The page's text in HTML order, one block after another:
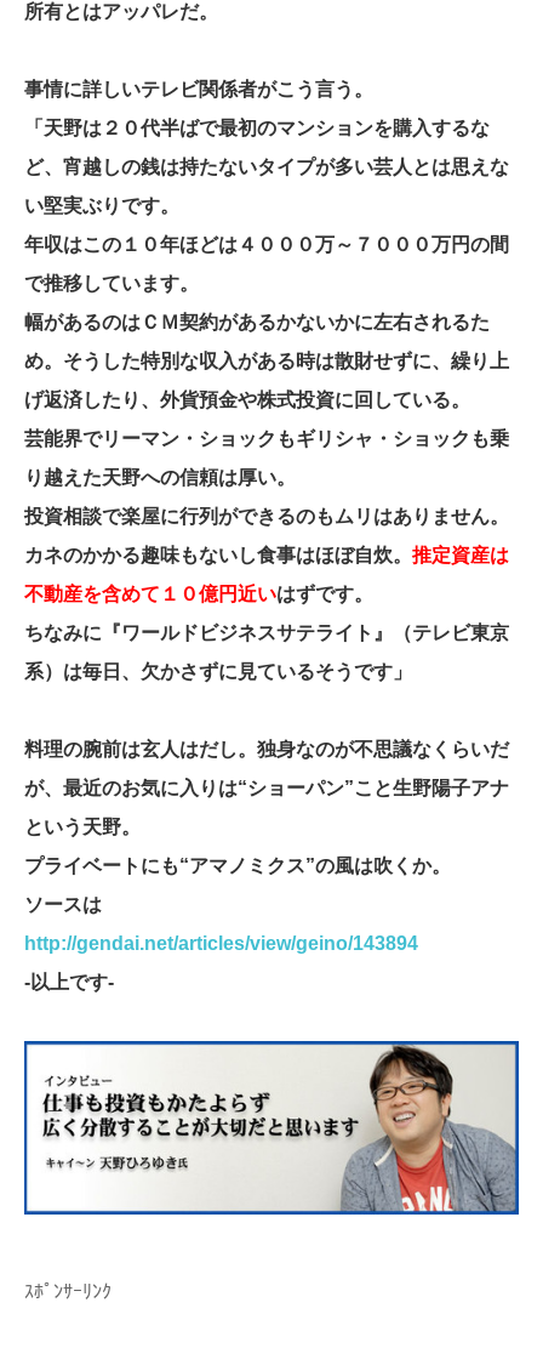
所有とはアッパレだ。
事情に詳しいテレビ関係者がこう言う。
「天野は２０代半ばで最初のマンションを購入するな
ど、宵越しの銭は持たないタイプが多い芸人とは思えな
い堅実ぶりです。
年収はこの１０年ほどは４０００万～７０００万円の間
で推移しています。
幅があるのはＣＭ契約があるかないかに左右されるた
め。そうした特別な収入がある時は散財せずに、繰り上
げ返済したり、外貨預金や株式投資に回している。
芸能界でリーマン・ショックもギリシャ・ショックも乗
り越えた天野への信頼は厚い。
投資相談で楽屋に行列ができるのもムリはありません。
カネのかかる趣味もないし食事はほぼ自炊。 推定資産は
不動産を含めて１０億円近いはずです。
ちなみに『ワールドビジネスサテライト』（テレビ東京
系）は毎日、欠かさずに見ているそうです」
料理の腕前は玄人はだし。独身なのが不思議なくらいだ
が、最近のお気に入りは“ショーパン”こと生野陽子アナ
という天野。
プライベートにも“アマノミクス”の風は吹くか。
ソースは
http://gendai.net/articles/view/geino/143894
-以上です-
ｽﾎﾟﾝｻｰﾘﾝｸ